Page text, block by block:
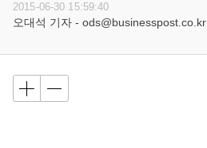
2015-06-30 15:59:40
오대석 기자 - ods@businesspost.co.kr